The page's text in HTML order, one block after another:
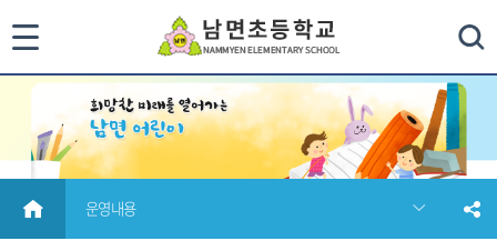
검색
통
검
닫
기
HOME 운영내용